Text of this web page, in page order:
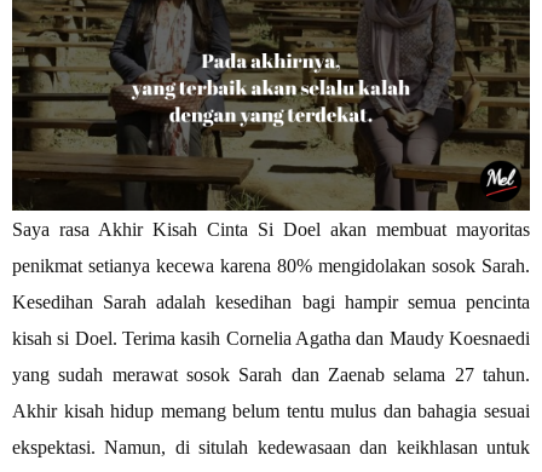
Saya rasa Akhir Kisah Cinta Si Doel akan membuat mayoritas
penikmat setianya kecewa karena 80% mengidolakan sosok Sarah.
Kesedihan Sarah adalah kesedihan bagi hampir semua pencinta
kisah si Doel. Terima kasih Cornelia Agatha dan Maudy Koesnaedi
yang sudah merawat sosok Sarah dan Zaenab selama 27 tahun.
Akhir kisah hidup memang belum tentu mulus dan bahagia sesuai
ekspektasi. Namun, di situlah kedewasaan dan keikhlasan untuk